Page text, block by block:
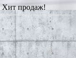
Хит продаж!